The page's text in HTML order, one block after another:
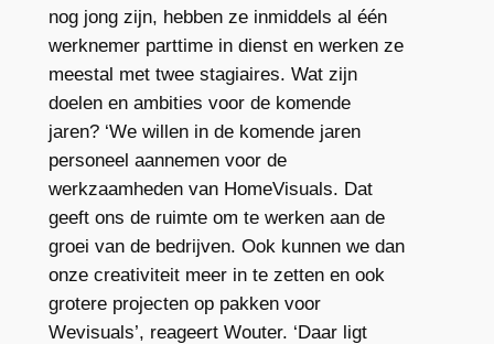
nog jong zijn, hebben ze inmiddels al één
werknemer parttime in dienst en werken ze
meestal met twee stagiaires. Wat zijn
doelen en ambities voor de komende
jaren? ‘We willen in de komende jaren
personeel aannemen voor de
werkzaamheden van HomeVisuals. Dat
geeft ons de ruimte om te werken aan de
groei van de bedrijven. Ook kunnen we dan
onze creativiteit meer in te zetten en ook
grotere projecten op pakken voor
Wevisuals’, reageert Wouter. ‘Daar ligt